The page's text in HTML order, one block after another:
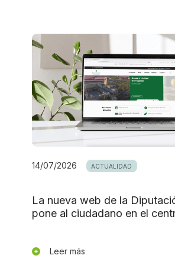
14/07/2026 ACTUALIDAD
La nueva web de la
pone al ciudadano en el
Leer más